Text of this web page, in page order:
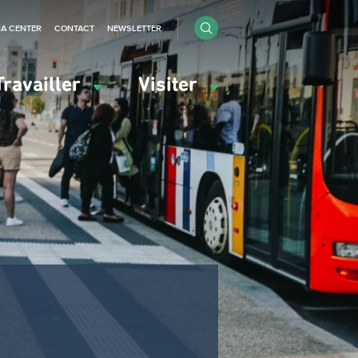
Visiter
CENTER CONTACT NEWSLETTER